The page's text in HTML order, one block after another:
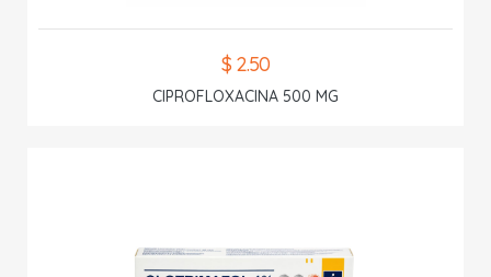
$ 2.50
CIPROFLOXACINA 500 MG